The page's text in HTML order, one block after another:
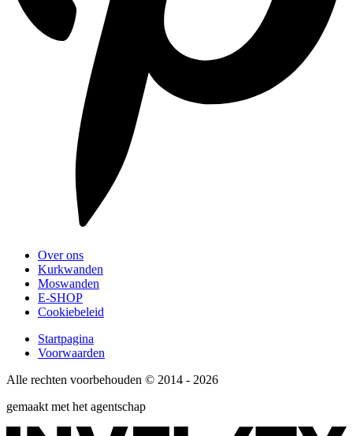
Over ons
Kurkwanden
Moswanden
E-SHOP
Cookiebeleid
Startpagina
Voorwaarden
Alle rechten voorbehouden © 2014 - 2026
gemaakt met het agentschap